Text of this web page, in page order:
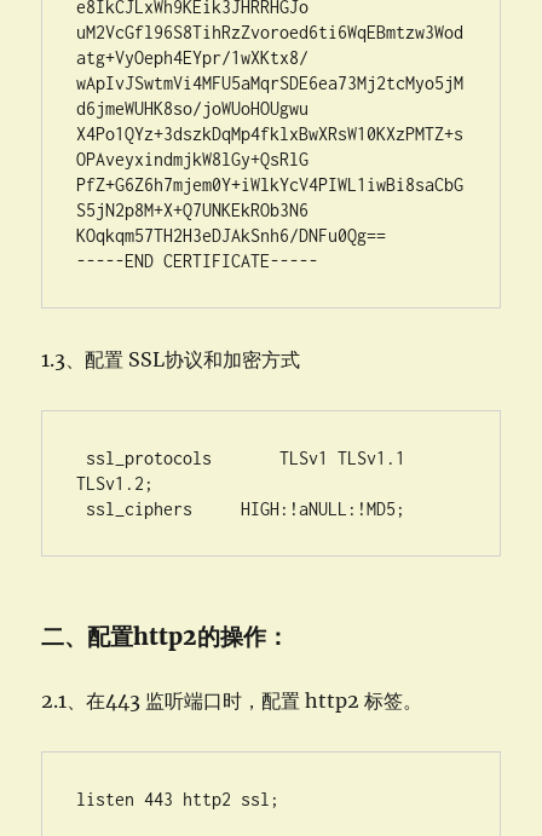
e8IkCJLxWh9KEik3JHRRHGJo
uM2VcGfl96S8TihRzZvoroed6ti6WqEBmtzw3Wod
atg+VyOeph4EYpr/1wXKtx8/
wApIvJSwtmVi4MFU5aMqrSDE6ea73Mj2tcMyo5jM
d6jmeWUHK8so/joWUoHOUgwu
X4Po1QYz+3dszkDqMp4fklxBwXRsW10KXzPMTZ+s
OPAveyxindmjkW8lGy+QsRlG
PfZ+G6Z6h7mjem0Y+iWlkYcV4PIWL1iwBi8saCbG
S5jN2p8M+X+Q7UNKEkROb3N6
KOqkqm57TH2H3eDJAkSnh6/DNFu0Qg==
-----END CERTIFICATE-----
1.3、配置 SSL协议和加密方式
TLSv1.2;
ssl_ciphers     HIGH:!aNULL:!MD5;
二、配置http2的操作：
2.1、在443 监听端口时，配置 http2 标签。